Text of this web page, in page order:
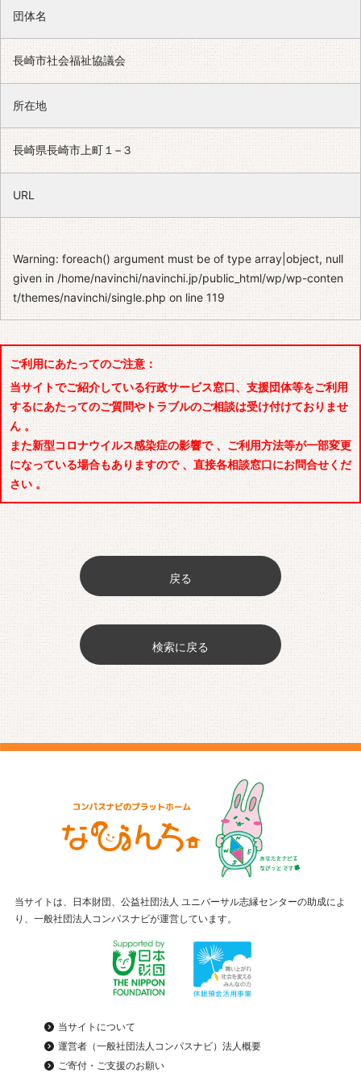
団体名
長崎市社会福祉協議会
所在地
長崎県長崎市上町１−３
URL
Warning: foreach() argument must be of type array|object, null
given in/home/navinchi/navinchi.jp/public_html/wp/wp-conten
t/themes/navinchi/single.php on line119
ご利用にあたってのご注意：
当サイトでご紹介している行政サービス窓口、支援団体等をご利用
するにあたってのご質問やトラブルのご相談は受け付けておりませ
ん 。
また新型コロナウイルス感染症の影響で 、ご利用方法等が一部変更
になっている場合もありますので 、直接各相談窓口にお問合せくだ
さい 。
戻る
検索に戻る
当サイトは、日本財団、公益社団法人 ユニバーサル志縁センターの助成によ
り、一般社団法人コンパスナビが運営しています。
当サイトについて
運営者（一般社団法人コンパスナビ）法人概要
ご寄付・ご支援のお願い